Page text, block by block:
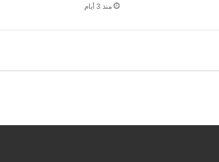
منذ 3 أيام